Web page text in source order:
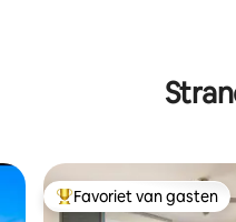
Topfavoriet van gasten
Favoriet van gasten